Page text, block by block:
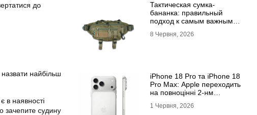
до
назвати найбільш
в наявності
зачепите судину
Тактическая сумка-
бананка: правильный
подход к самым важным
8 Червня, 2026
iPhone 18 Pro та iPhone 18
Pro Max: Apple переходить
на повноцінні 2-нм
1 Червня, 2026